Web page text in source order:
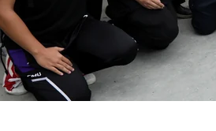
fragen & hilfe
unterstützen
abo
genossenschaft